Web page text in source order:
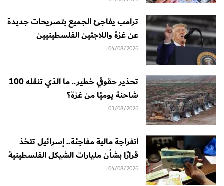
ترامب يفاجئ الجميع بتصريحات جديدة
عن غزة واللاجئين الفلسطينيين
04/08/2026
تحذير حقوقي خطير.. ما الذي تنقله 100
شاحنة يوميًا من غزة؟
03/08/2026
انفراجة مالية مفاجئة.. إسرائيل تتخذ
قرارًا بشأن مليارات الشيكل الفلسطينية
04/08/2026